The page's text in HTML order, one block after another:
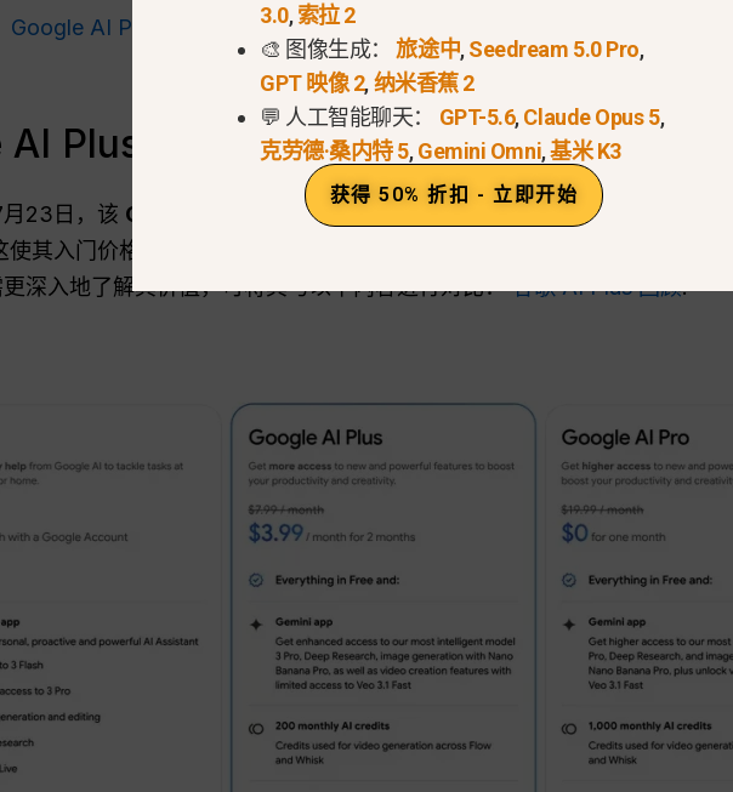
Google AI Plus 值得购买吗？
Plus 的订阅费用是多少？（$4.99/月
23日，该 Google AI Plus 订阅服务的月费为 $4.99 针对美国用户，
使其入门价格低于此前的高价版本，同时仍将其定位为谷歌旗下位于 AI
深入地了解其价值，可将其与以下内容进行对比：谷歌 AI Plus 回顾.
3.0,索拉 2
🎨 图像生成： 旅途中,Seedream 5.0 Pro,
GPT 映像 2,纳米香蕉 2
💬 人工智能聊天： GPT-5.6,Claude Opus 5,
克劳德·桑内特 5,Gemini Omni,基米 K3
获得 50% 折扣 - 立即开始